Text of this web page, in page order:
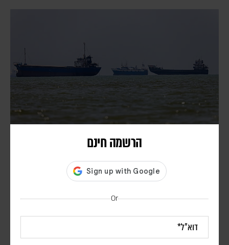
הרשמה חינם
Or
איראן: ההבנות עם עומאן על נתיב שיט חדש קרובות
לסיכום – אך לא בטוח שהמצר ייפתח
דורון פסקין
והיציאה למצר, הקמת מרכז תיאום משותף לאיראן ולעומאן וקבלת מידע